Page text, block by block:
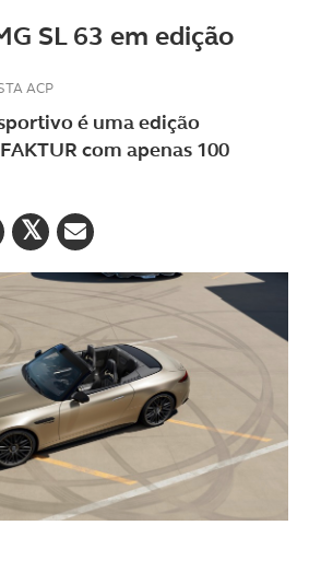
SL 63 em edição
ACP
é uma edição
com apenas 100